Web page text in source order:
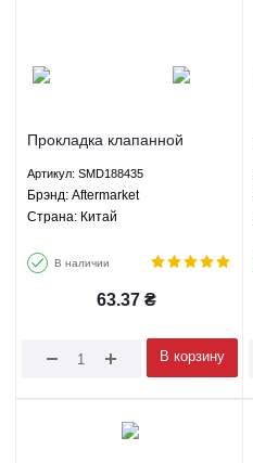
Прокладка клапанной
- SMD188435 Aftermarket
Артикул: SMD188435
Брэнд: Aftermarket
Страна: Китай
В наличии
63.37₴
В корзину